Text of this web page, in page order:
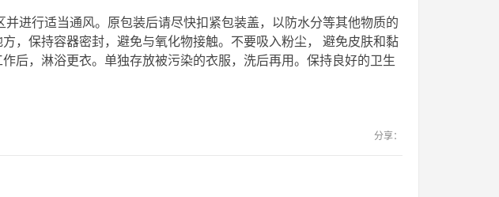
进行适当通风。原包装后请尽快扣紧包装盖，以防水分等其他物质的
，保持容器密封，避免与氧化物接触。不要吸入粉尘， 避免皮肤和黏
后，淋浴更衣。单独存放被污染的衣服，洗后再用。保持良好的卫生
分享：